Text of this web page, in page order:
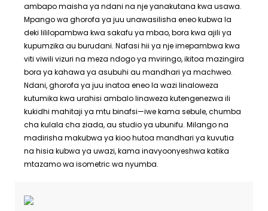
ambapo maisha ya ndani na nje yanakutana kwa usawa.
Mpango wa ghorofa ya juu unawasilisha eneo kubwa la
deki lililopambwa kwa sakafu ya mbao, bora kwa ajili ya
kupumzika au burudani. Nafasi hii ya nje imepambwa kwa
viti viwili vizuri na meza ndogo ya mviringo, ikitoa mazingira
bora ya kahawa ya asubuhi au mandhari ya machweo.
Ndani, ghorofa ya juu inatoa eneo la wazi linaloweza
kutumika kwa urahisi ambalo linaweza kutengenezwa ili
kukidhi mahitaji ya mtu binafsi—iwe kama sebule, chumba
cha kulala cha ziada, au studio ya ubunifu. Milango na
madirisha makubwa ya kioo hutoa mandhari ya kuvutia
na hisia kubwa ya uwazi, kama inavyoonyeshwa katika
mtazamo wa isometric wa nyumba.